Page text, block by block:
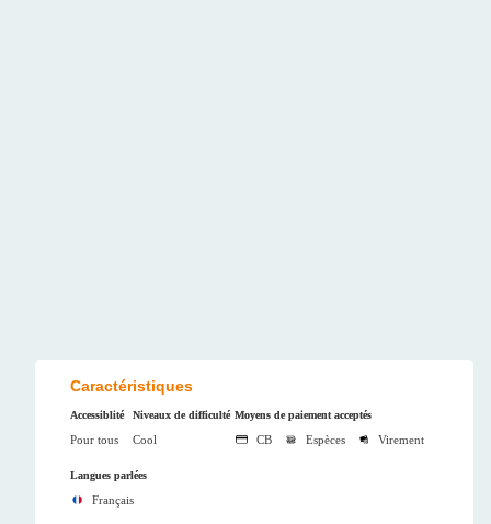
Caractéristiques
Accessiblité
Pour tous
Niveaux de difficulté
Cool
Moyens de paiement acceptés
CB Espèces Virement
Langues parlées
Français